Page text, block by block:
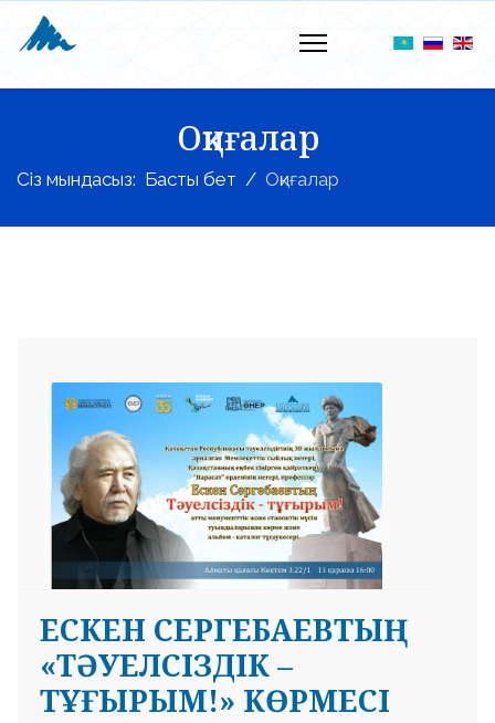
Оқиғалар
Сіз мындасыз: Басты бет Оқиғалар
ЕСКЕН СЕРГЕБАЕВТЫҢ
«ТӘУЕЛСІЗДІК –
ТҰҒЫРЫМ!» КӨРМЕСІ